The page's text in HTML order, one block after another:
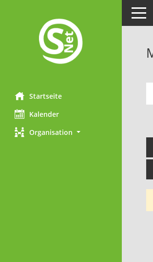
Startseite
Kalender
Organisation